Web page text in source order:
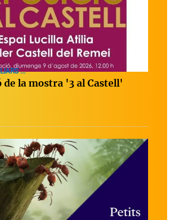
...
la mostra '3 al Castell'